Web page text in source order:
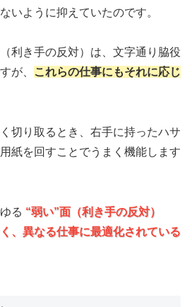
いように抑えていたのです。
利き手の反対）は、文字通り脇役
が、
これらの仕事にもそれに応じ
切り取るとき、右手に持ったハサ
紙を回すことでうまく機能します
る “弱い”面（利き手の反対）
、異なる仕事に最適化されている